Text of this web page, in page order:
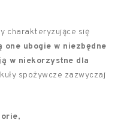
charakteryzujące się
one ubogie w niezbędne
w niekorzystne dla
spożywcze zazwyczaj
,